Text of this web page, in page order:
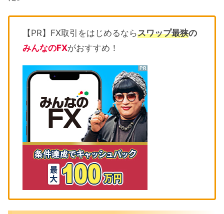
【PR】FX取引をはじめるならスワップ最狭の
みんなのFXがおすすめ！